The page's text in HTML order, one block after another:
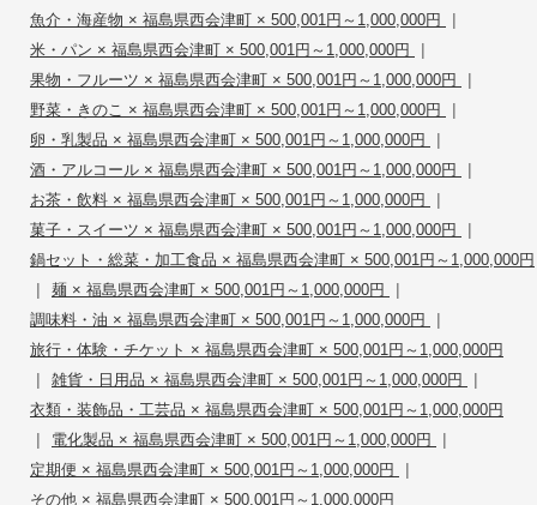
魚介・海産物 × 福島県西会津町 × 500,001円～1,000,000円 |
米・パン × 福島県西会津町 × 500,001円～1,000,000円 |
果物・フルーツ × 福島県西会津町 × 500,001円～1,000,000円 |
野菜・きのこ × 福島県西会津町 × 500,001円～1,000,000円 |
卵・乳製品 × 福島県西会津町 × 500,001円～1,000,000円 |
酒・アルコール × 福島県西会津町 × 500,001円～1,000,000円 |
お茶・飲料 × 福島県西会津町 × 500,001円～1,000,000円 |
菓子・スイーツ × 福島県西会津町 × 500,001円～1,000,000円 |
鍋セット・総菜・加工食品 × 福島県西会津町 × 500,001円～1,000,000円
| 麺 × 福島県西会津町 × 500,001円～1,000,000円 |
調味料・油 × 福島県西会津町 × 500,001円～1,000,000円 |
旅行・体験・チケット × 福島県西会津町 × 500,001円～1,000,000円
| 雑貨・日用品 × 福島県西会津町 × 500,001円～1,000,000円 |
衣類・装飾品・工芸品 × 福島県西会津町 × 500,001円～1,000,000円
| 電化製品 × 福島県西会津町 × 500,001円～1,000,000円 |
定期便 × 福島県西会津町 × 500,001円～1,000,000円 |
その他 × 福島県西会津町 × 500,001円～1,000,000円